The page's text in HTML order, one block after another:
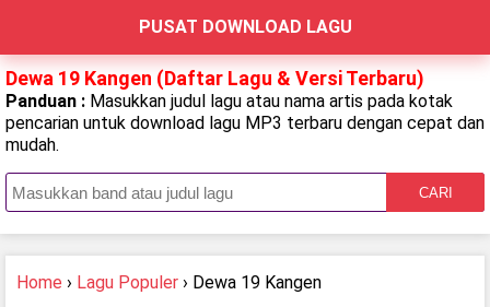
PUSAT DOWNLOAD LAGU
Dewa 19 Kangen (Daftar Lagu & Versi Terbaru)
Panduan : Masukkan judul lagu atau nama artis pada kotak
pencarian untuk download lagu MP3 terbaru dengan cepat dan
mudah.
CARI
Home › Lagu Populer › Dewa 19 Kangen